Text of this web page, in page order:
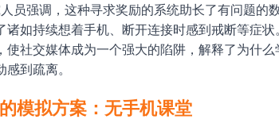
员强调，这种寻求奖励的系统助长了有问题的
诸如持续想着手机、断开连接时感到戒断等症
使社交媒体成为一个强大的陷阱，解释了为什
到疏离。
模拟方案：无手机课堂